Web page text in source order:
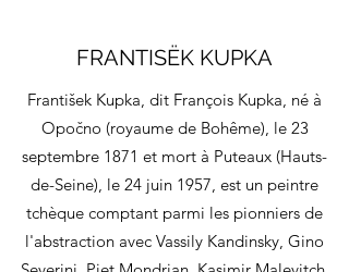
FRANTISËK KUPKA
František Kupka, dit François Kupka, né à
Opočno (royaume de Bohême), le 23
septembre 1871 et mort à Puteaux (Hauts-
de-Seine), le 24 juin 1957, est un peintre
tchèque comptant parmi les pionniers de
l'abstraction avec Vassily Kandinsky, Gino